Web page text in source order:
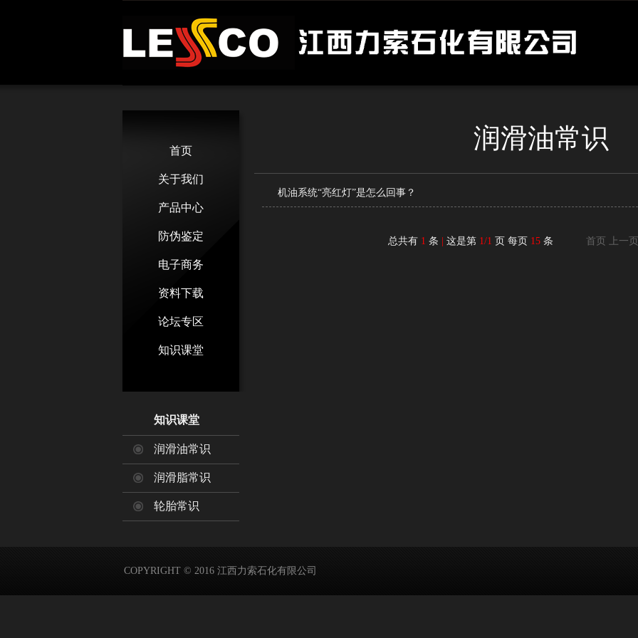
首页
关于我们
产品中心
防伪鉴定
电子商务
资料下载
论坛专区
知识课堂
知识课堂
润滑油常识
润滑脂常识
轮胎常识
润滑油常识
机油系统“亮红灯”是怎么回事？
总共有1 条 这是第 1/1 页 每页 15 条 首页 上一页
COPYRIGHT © 2016 江西力索石化有限公司